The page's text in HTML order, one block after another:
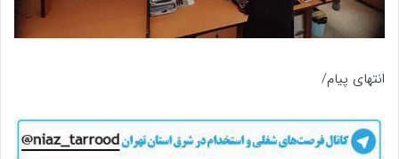
انتهای پیام/